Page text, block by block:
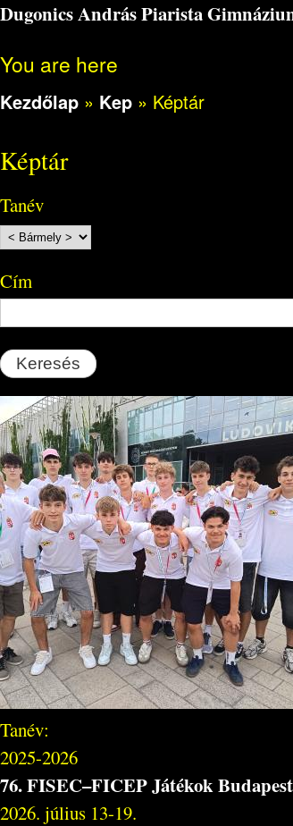
Dugonics András Piarista
You are here
Kezdőlap » Kep » Képtár
Képtár
Tanév
Cím
Tanév:
2025-2026
76. FISEC–FICEP Játékok
2026. július 13-19.